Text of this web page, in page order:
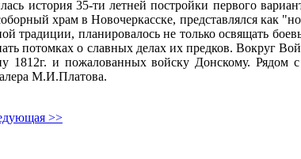
история 35-ти летней постройки первого
храм в Новочеркасске, представлялся как
традиции, планировалось не только освящать
потомках о славных делах их предков. Вокруг
1812г. и пожалованных войску Донскому. Рядом
М.И.Платова.
>>